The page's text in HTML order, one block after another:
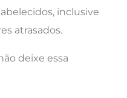
inclusive
atrasados.
deixe essa